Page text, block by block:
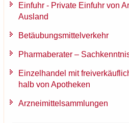
Ein­fuhr - Pri­va­te Ein­fuhr von
Aus­land
Be­täu­bungs­mit­tel­ver­kehr
Phar­ma­be­ra­ter –
Ein­zel­han­del mit
halb von Apo­the­ken
Arz­nei­mit­tel­samm­lun­gen